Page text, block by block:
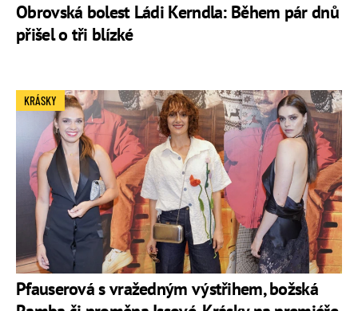
Obrovská bolest Ládi Kerndla: Během pár dnů
přišel o tři blízké
Pfauserová s vražedným výstřihem, božská
KRÁSKY